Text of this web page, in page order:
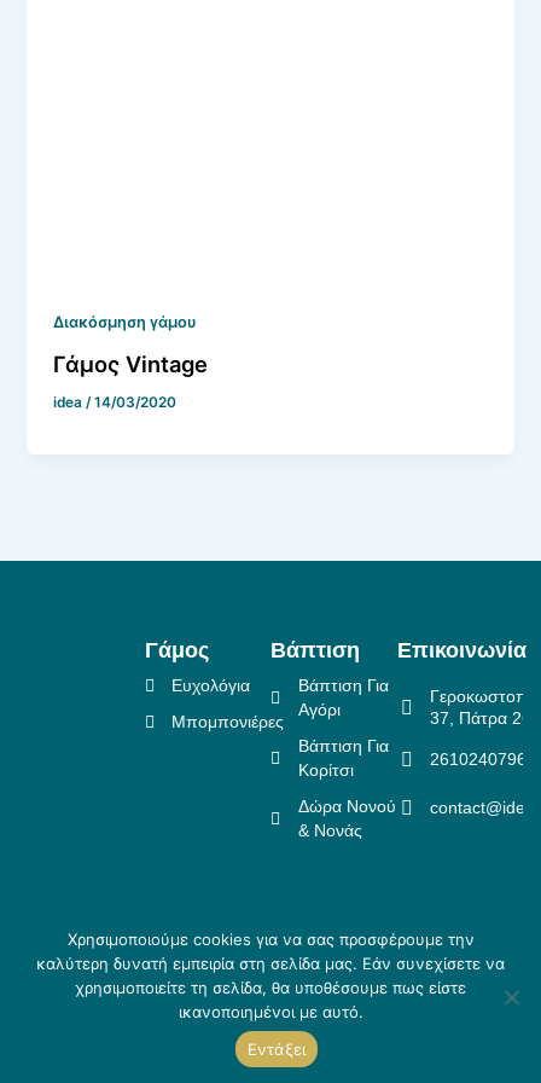
Διακόσμηση γάμου
Γάμος Vintage
idea/14/03/2020
Γάμος
Ευχολόγια
Μπομπονιέρες
Βάπτιση
Βάπτιση Για
Αγόρι
Βάπτιση Για
Κορίτσι
Δώρα Νονού
& Νονάς
Επικοινωνία
37, Πάτρα
2610240796
Copyright ©
2026 Idea
Crafted
by
Πολιτική Επιστροφών
Πολιτική Απορρήτου
Τρόποι αποστολής & Τρόποι
πληρωμής
Χρησιμοποιούμε cookies για να σας προσφέρουμε την
καλύτερη δυνατή εμπειρία στη σελίδα μας. Εάν συνεχίσετε να
χρησιμοποιείτε τη σελίδα, θα υποθέσουμε πως είστε
ικανοποιημένοι με αυτό.
Εντάξει